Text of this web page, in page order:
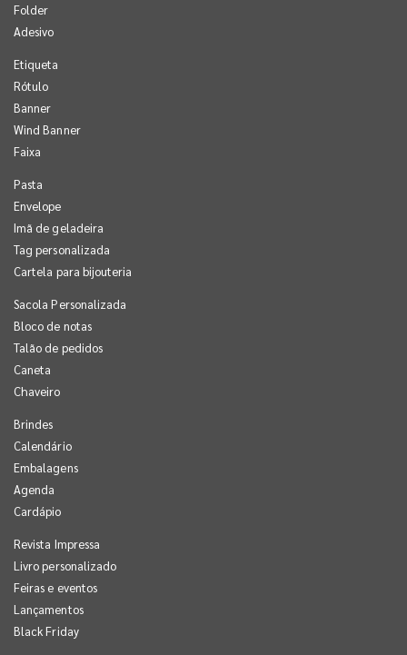
Folder
Adesivo
Etiqueta
Rótulo
Banner
Wind Banner
Faixa
Pasta
Envelope
Imã de geladeira
Tag personalizada
Cartela para bijouteria
Sacola Personalizada
Bloco de notas
Talão de pedidos
Caneta
Chaveiro
Brindes
Calendário
Embalagens
Agenda
Cardápio
Revista Impressa
Livro personalizado
Feiras e eventos
Lançamentos
Black Friday